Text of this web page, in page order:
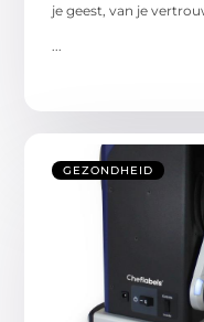
je geest, van je
...
GEZONDHEID